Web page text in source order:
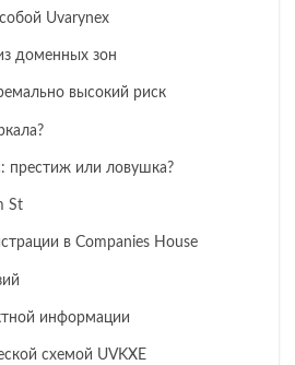
Uvarynex
доменных зон
высокий риск
престиж или ловушка?
St
в Companies House
информации
схемой UVKXE